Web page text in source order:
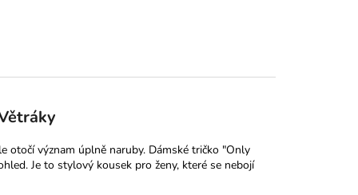
otočí význam úplně naruby. Dámské tričko "Only
Je to stylový kousek pro ženy, které se nebojí